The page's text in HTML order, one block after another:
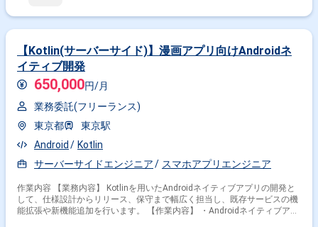
【Kotlin(サーバーサイド)】漫画アプリ向けAndroidネ
イティブ開発
650,000円/月
業務委託(フリーランス)
東京都
東京駅
Android
Kotlin
サーバーサイドエンジニア
スマホアプリエンジニア
作業内容 【業務内容】 Kotlinを用いたAndroidネイティブアプリの開発と
して、仕様設計からリリース、保守まで幅広く担当し、既存サービスの機
能拡張や新機能追加を行います。 【作業内容】 ・Androidネイティブアプ